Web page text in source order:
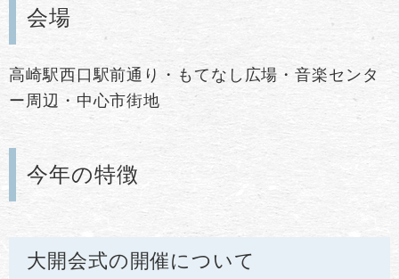
会場
高崎駅西口駅前通り・もてなし広場・音楽センタ
ー周辺・中心市街地
今年の特徴
大開会式の開催について